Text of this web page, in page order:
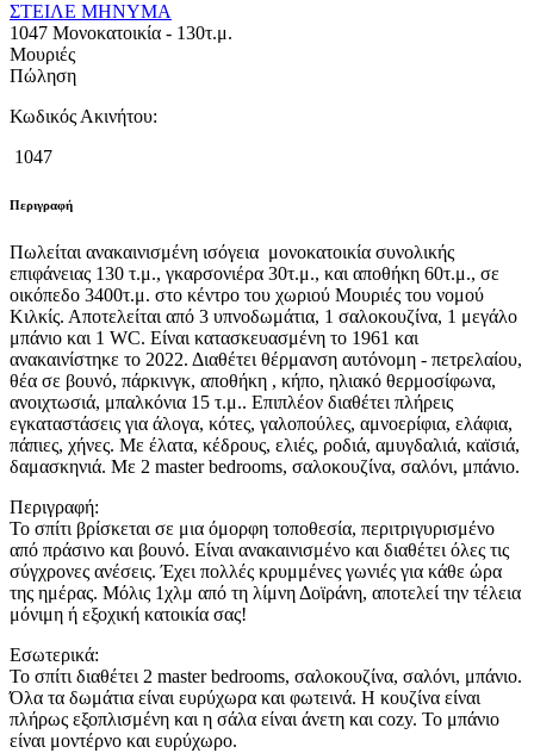
ΣΤΕΙΛΕ ΜΗΝΥΜΑ
1047 Μονοκατοικία - 130τ.μ.
Μουριές
Πώληση
Κωδικός Ακινήτου:
1047
Περιγραφή
Πωλείται ανακαινισμένη ισόγεια μονοκατοικία συνολικής
επιφάνειας 130 τ.μ., γκαρσονιέρα 30τ.μ., και αποθήκη 60τ.μ., σε
οικόπεδο 3400τ.μ. στο κέντρο του χωριού Μουριές του νομού
Κιλκίς. Αποτελείται από 3 υπνοδωμάτια, 1 σαλοκουζίνα, 1 μεγάλο
μπάνιο και 1 WC. Είναι κατασκευασμένη το 1961 και
ανακαινίστηκε το 2022. Διαθέτει θέρμανση αυτόνομη - πετρελαίου,
θέα σε βουνό, πάρκινγκ, αποθήκη , κήπο, ηλιακό θερμοσίφωνα,
ανοιχτωσιά, μπαλκόνια 15 τ.μ.. Επιπλέον διαθέτει πλήρεις
εγκαταστάσεις για άλογα, κότες, γαλοπούλες, αμνοερίφια, ελάφια,
πάπιες, χήνες. Με έλατα, κέδρους, ελιές, ροδιά, αμυγδαλιά, καϊσιά,
δαμασκηνιά. Με 2 master bedrooms, σαλοκουζίνα, σαλόνι, μπάνιο.
Περιγραφή:
Το σπίτι βρίσκεται σε μια όμορφη τοποθεσία, περιτριγυρισμένο
από πράσινο και βουνό. Είναι ανακαινισμένο και διαθέτει όλες τις
σύγχρονες ανέσεις. Έχει πολλές κρυμμένες γωνιές για κάθε ώρα
της ημέρας. Μόλις 1χλμ από τη λίμνη Δοϊράνη, αποτελεί την τέλεια
μόνιμη ή εξοχική κατοικία σας!
Εσωτερικά:
Το σπίτι διαθέτει 2 master bedrooms, σαλοκουζίνα, σαλόνι, μπάνιο.
Όλα τα δωμάτια είναι ευρύχωρα και φωτεινά. Η κουζίνα είναι
πλήρως εξοπλισμένη και η σάλα είναι άνετη και cozy. Το μπάνιο
είναι μοντέρνο και ευρύχωρο.